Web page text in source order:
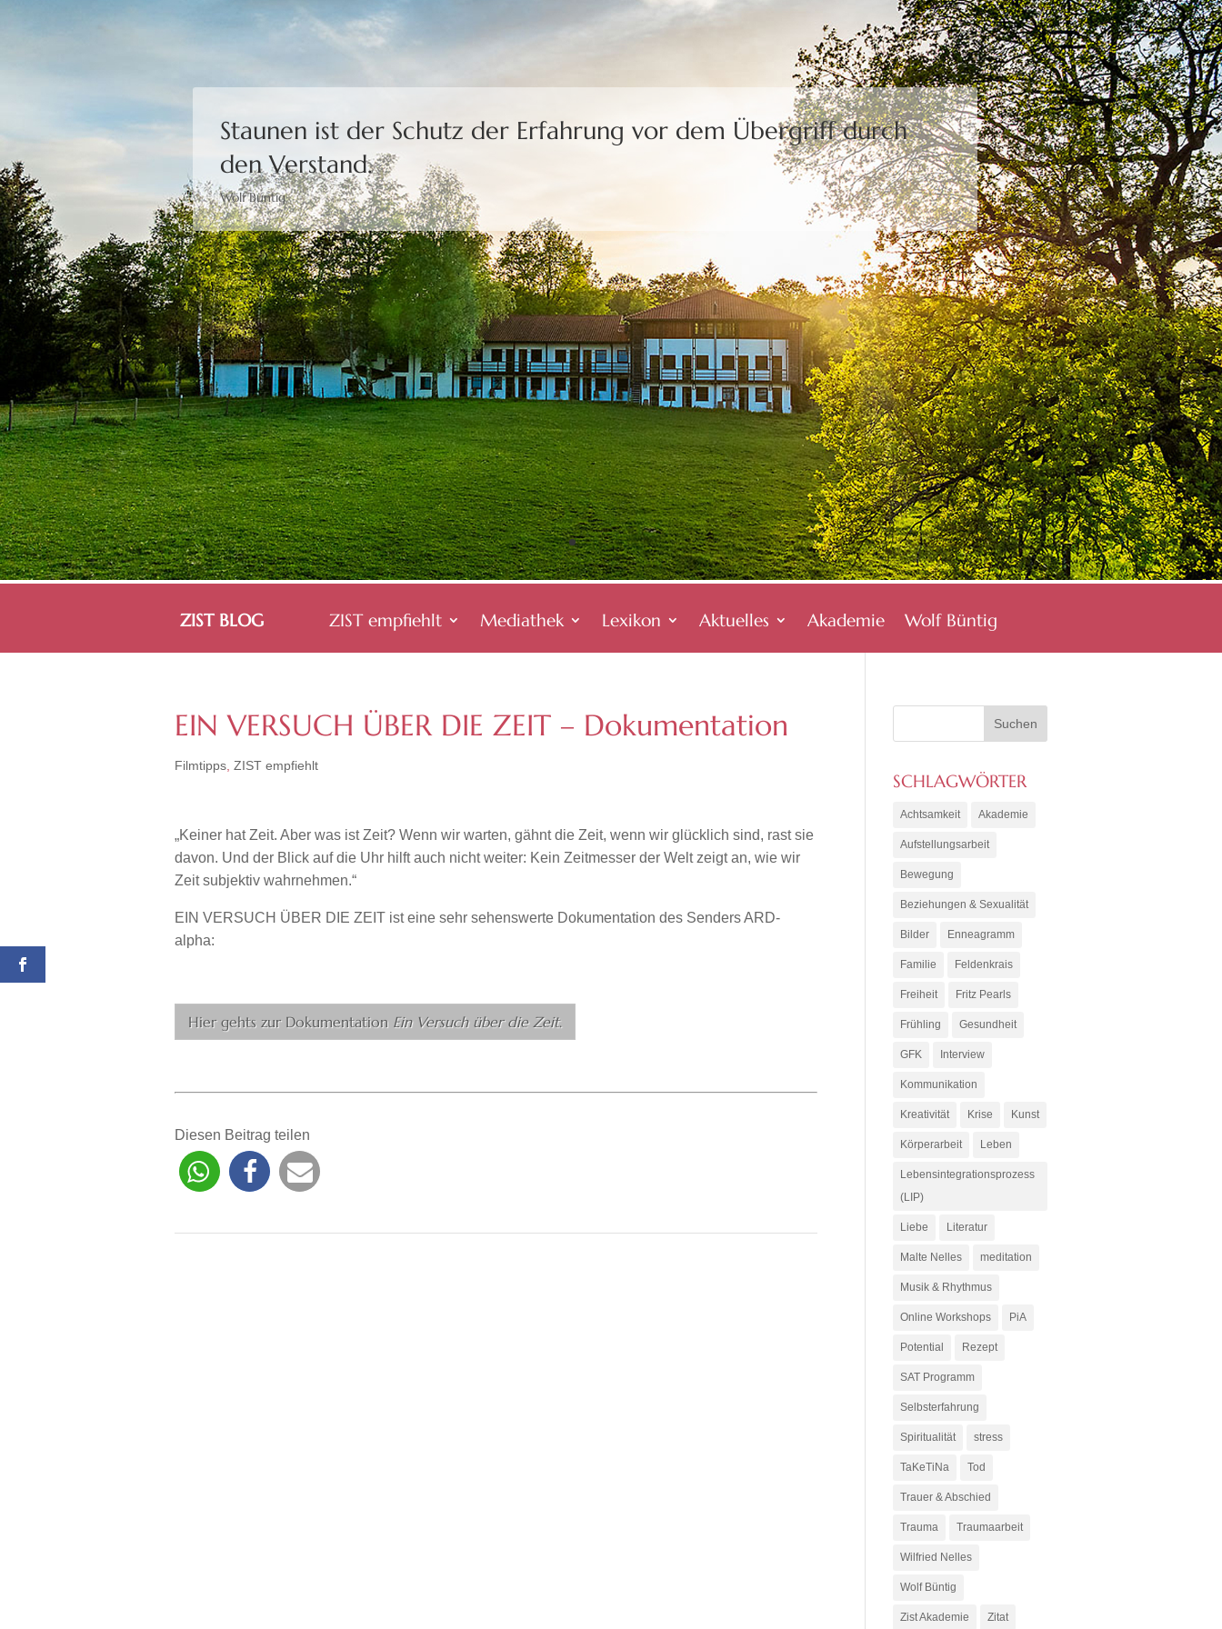
Staunen ist der Schutz der Erfahrung vor dem Übergriff durch
den Verstand.
Wolf Büntig
Bewusstheit gibt uns die Freiheit,eine Wahl zu treffen.
Moshé Feldenkrais
ZIST BLOG ZIST empfiehlt Mediathek Lexikon Aktuelles Akademie Wolf Büntig
EIN VERSUCH ÜBER DIE ZEIT – Dokumentation
Filmtipps ZIST empfiehlt
„Keiner hat Zeit. Aber was ist Zeit? Wenn wir warten, gähnt die Zeit, wenn wir glücklich sind, rast sie
davon. Und der Blick auf die Uhr hilft auch nicht weiter: Kein Zeitmesser der Welt zeigt an, wie wir
Zeit subjektiv wahrnehmen.“
EIN VERSUCH ÜBER DIE ZEIT ist eine sehr sehenswerte Dokumentation des Senders ARD-
alpha:
Hier gehts zur Dokumentation Ein Versuch über die Zeit.
Diesen Beitrag teilen
SCHLAGWÖRTER
Achtsamkeit Akademie
Aufstellungsarbeit
Bewegung
Beziehungen & Sexualität
Bilder Enneagramm
Familie Feldenkrais
Freiheit Fritz Pearls
Frühling Gesundheit
GFK Interview
Kommunikation
Kreativität Krise Kunst
Körperarbeit Leben
Lebensintegrationsprozess
(LIP)
Liebe Literatur
Malte Nelles meditation
Musik & Rhythmus
Online Workshops PiA
Potential Rezept
SAT Programm
Selbsterfahrung
Spiritualität stress
TaKeTiNa Tod
Trauer & Abschied
Trauma Traumaarbeit
Wilfried Nelles
Wolf Büntig
Zist Akademie Zitat